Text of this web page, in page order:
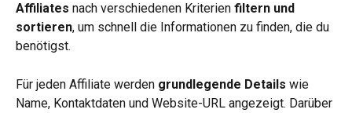
Affiliates nach verschiedenen Kriterien filtern und
sortieren, um schnell die Informationen zu finden, die du
benötigst.
Für jeden Affiliate werden grundlegende Details wie
Name, Kontaktdaten und Website-URL angezeigt. Darüber